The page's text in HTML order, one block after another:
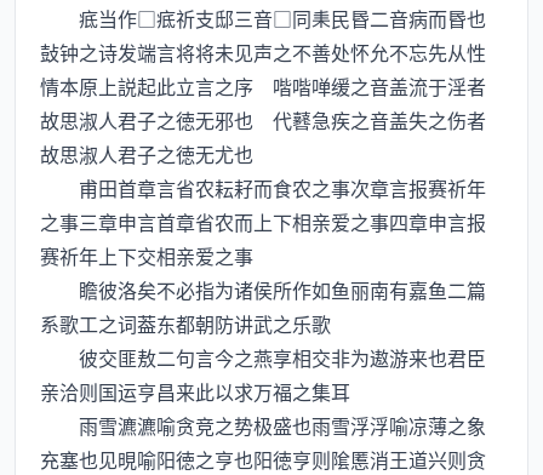
疷当作□疷祈支邸三音□同民昬二音病而昬也
鼔钟之诗发端言将将未见声之不善处怀允不忘先从性
情本原上説起此立言之序 喈喈啴缓之音盖流于淫者
故思淑人君子之徳无邪也 代鼛急疾之音盖失之伤者
故思淑人君子之徳无尤也
甫田首章言省农耘耔而食农之事次章言报赛祈年
之事三章申言首章省农而上下相亲爱之事四章申言报
赛祈年上下交相亲爱之事
瞻彼洛矣不必指为诸侯所作如鱼丽南有嘉鱼二篇
系歌工之词葢东都朝防讲武之乐歌
彼交匪敖二句言今之燕享相交非为遨游来也君臣
亲洽则国运亨昌来此以求万福之集耳
雨雪瀌瀌喻贪竞之势极盛也雨雪浮浮喻凉薄之象
充塞也见晛喻阳徳之亨也阳徳亨则隂慝消王道兴则贪